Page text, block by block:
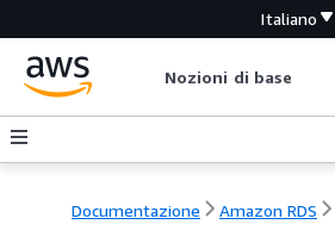
Italiano
Nozioni di base
Documentazione Amazon RDS